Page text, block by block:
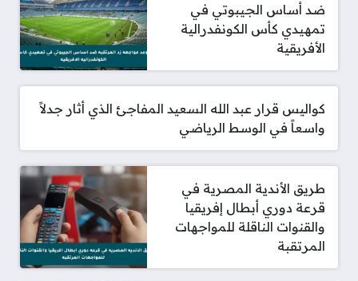
ضد أساس الجيبوتي في
تمهيدي كأس الكونفدرالية
الأفريقية
كواليس قرار عبد الله السعيد المفاجئ الذي أثار جدلاً
واسعاً في الوسط الرياضي
طريق الأندية المصرية في
قرعة دوري أبطال إفريقيا
والقنوات الناقلة للمواجهات
المرتقبة